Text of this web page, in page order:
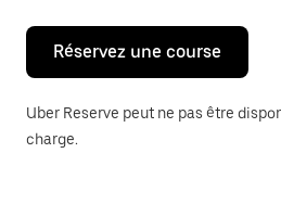
Échap
pour
fermer
calendrier.
Réservez une course
Uber Reserve peut ne pas être
charge.